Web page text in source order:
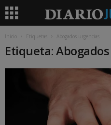
Inicio Etiquetas Abogados urgencias
Etiqueta: